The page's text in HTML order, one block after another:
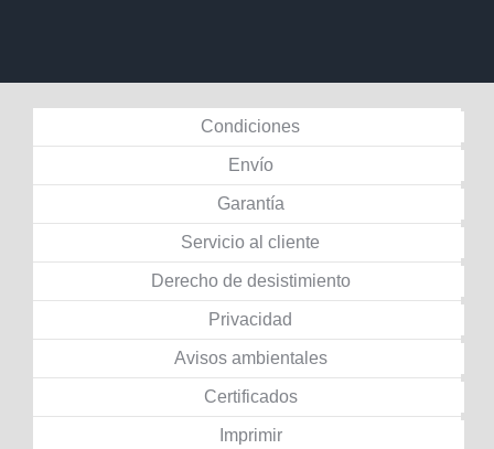
Condiciones
Envío
Garantía
Servicio al cliente
Derecho de desistimiento
Privacidad
Avisos ambientales
Certificados
Imprimir